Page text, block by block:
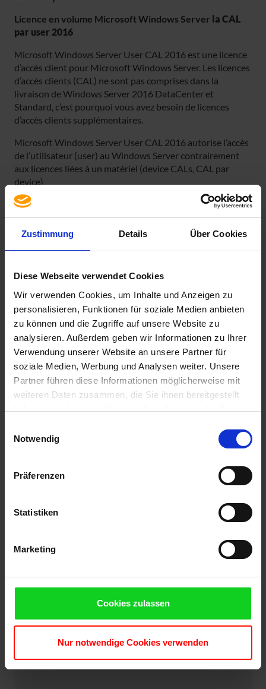
Zustimmung Details Über Cookies
Diese Webseite verwendet Cookies
Wir verwenden Cookies, um Inhalte und Anzeigen zu
personalisieren, Funktionen für soziale Medien anbieten
zu können und die Zugriffe auf unsere Website zu
analysieren. Außerdem geben wir Informationen zu Ihrer
Verwendung unserer Website an unsere Partner für
soziale Medien, Werbung und Analysen weiter. Unsere
Partner führen diese Informationen möglicherweise mit
weiteren Daten zusammen, die Sie ihnen bereitgestellt
haben oder die sie im Rahmen Ihrer Nutzung der Dienste
Cookies, wenn Sie unsere Webseite weiterhin nutzen.
Notwendig
Präferenzen
Statistiken
Marketing
Cookies zulassen
Nur notwendige Cookies verwenden
Licence en volume Microsoft Windows Server la CAL
par user 2016
Microsoft Windows Server User CAL 2016 est une licence
d’accès client pour Microsoft Windows Server. Les licences
d’accès clients (CAL) ne sont pas comprises dans la
livraison de Windows Server 2016 DataCenter et
Standard, c’est pourquoi vous avez besoin de licences
d’accès clients supplémentaires.
Microsoft Windows Server User CAL 2016 autorise l’accès
de l’utilisateur (user) au Windows Server contrairement
aux licences liées à un matériel (device CALs, CAL par
device)
La licence d’accès
Windows User CAL 2016 est
compatible avec les versions précédentes, c’est-à-dire
qu’elle peut également être exploitée en combinaison avec
Spécification
Contenu de la livraison
Droit de licence
Langue
Single Language
Etat du produit